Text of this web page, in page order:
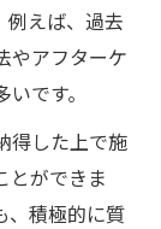
例えば、過去
やアフターケ
です。
得した上で施
とができま
、積極的に質